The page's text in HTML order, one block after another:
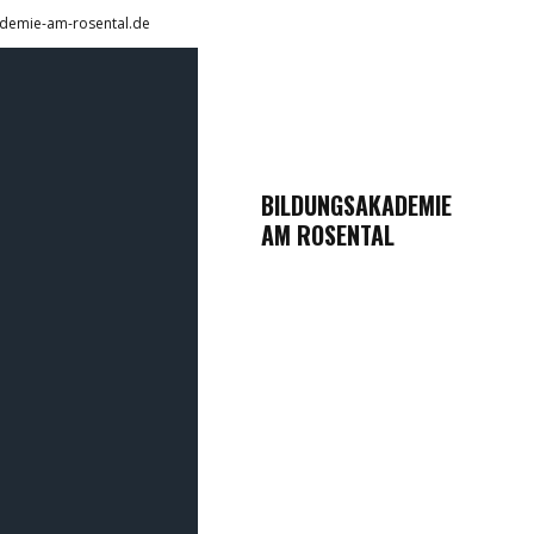
BILDUNGSAKADEMIE
AM ROSENTAL
am-rosental.de